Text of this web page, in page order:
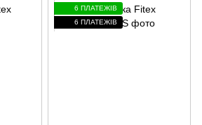
6 ПЛАТЕЖІВ
6 ПЛАТЕЖІВ